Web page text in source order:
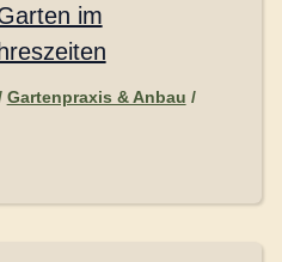
im
Gartenpraxis & Anbau /